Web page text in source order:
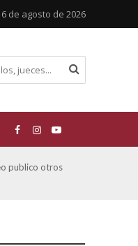
6 de agosto de 2026
GCBA y otros